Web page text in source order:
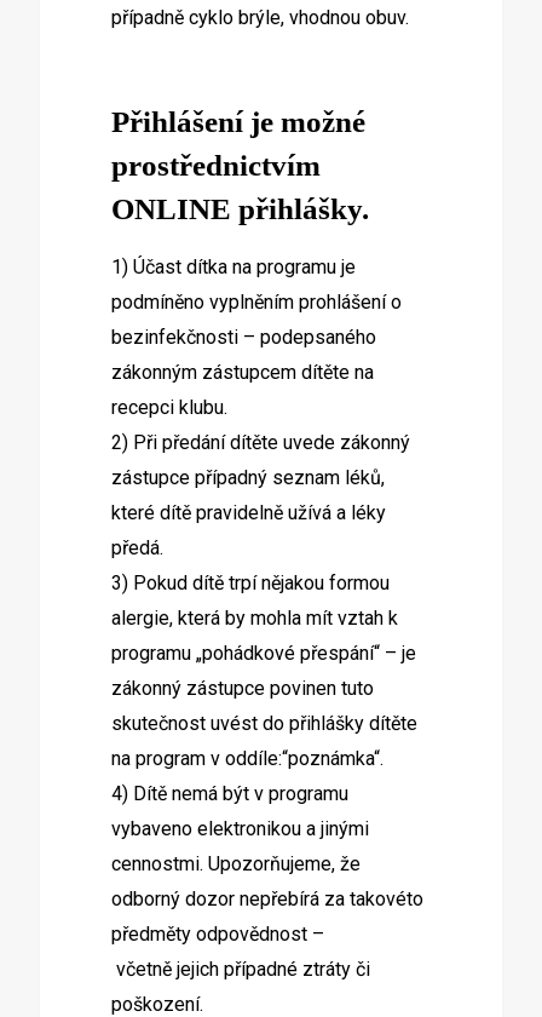
případně cyklo brýle, vhodnou obuv.
Přihlášení je možné
prostřednictvím
ONLINE přihlášky.
1) Účast dítka na programu je
podmíněno vyplněním prohlášení o
bezinfekčnosti – podepsaného
zákonným zástupcem dítěte na
recepci klubu.
2) Při předání dítěte uvede zákonný
zástupce případný seznam léků,
které dítě pravidelně užívá a léky
předá.
3) Pokud dítě trpí nějakou formou
alergie, která by mohla mít vztah k
programu „pohádkové přespání“ – je
zákonný zástupce povinen tuto
skutečnost uvést do přihlášky dítěte
na program v oddíle:“poznámka“.
4) Dítě nemá být v programu
vybaveno elektronikou a jinými
cennostmi. Upozorňujeme, že
odborný dozor nepřebírá za takovéto
předměty odpovědnost –
včetně jejich případné ztráty či
poškození.